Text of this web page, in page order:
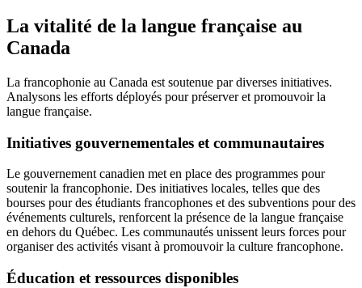
La vitalité de la langue française au
Canada
La francophonie au Canada est soutenue par diverses initiatives.
Analysons les efforts déployés pour préserver et promouvoir la
langue française.
Initiatives gouvernementales et communautaires
Le gouvernement canadien met en place des programmes pour
soutenir la francophonie. Des initiatives locales, telles que des
bourses pour des étudiants francophones et des subventions pour des
événements culturels, renforcent la présence de la langue française
en dehors du Québec. Les communautés unissent leurs forces pour
organiser des activités visant à promouvoir la culture francophone.
Éducation et ressources disponibles